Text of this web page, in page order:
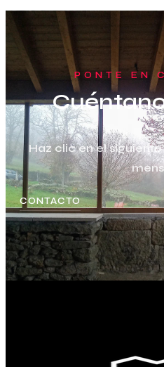
PONTE EN
Haz clic en el
CONTACTO